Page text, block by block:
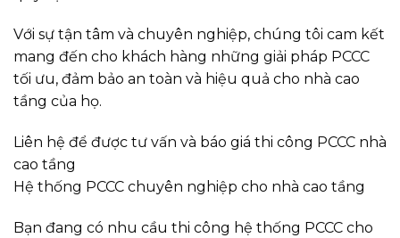
Với sự tận tâm và chuyên nghiệp, chúng tôi cam kết
mang đến cho khách hàng những giải pháp PCCC
tối ưu, đảm bảo an toàn và hiệu quả cho nhà cao
tầng của họ.
Liên hệ để được tư vấn và báo giá thi công PCCC nhà
cao tầng
Hệ thống PCCC chuyên nghiệp cho nhà cao tầng
Bạn đang có nhu cầu thi công hệ thống PCCC cho